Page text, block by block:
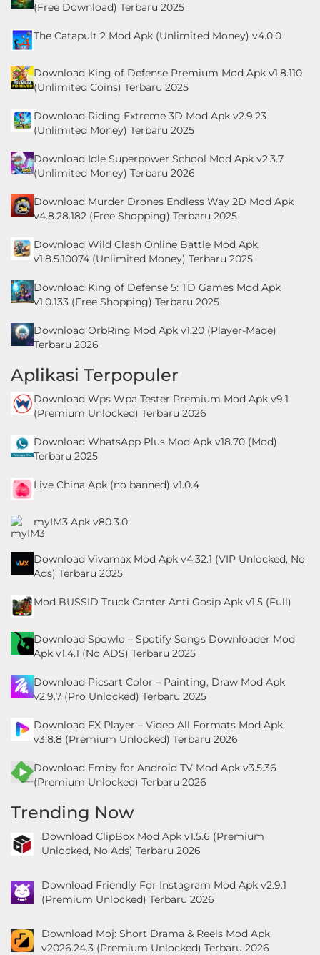
(Free Download) Terbaru 2025
The Catapult 2 Mod Apk (Unlimited Money) v4.0.0
Download King of Defense Premium Mod Apk v1.8.110
(Unlimited Coins) Terbaru 2025
Download Riding Extreme 3D Mod Apk v2.9.23
(Unlimited Money) Terbaru 2025
Download Idle Superpower School Mod Apk v2.3.7
(Unlimited Money) Terbaru 2026
Download Murder Drones Endless Way 2D Mod Apk
v4.8.28.182 (Free Shopping) Terbaru 2025
Download Wild Clash Online Battle Mod Apk
v1.8.5.10074 (Unlimited Money) Terbaru 2025
Download King of Defense 5: TD Games Mod Apk
v1.0.133 (Free Shopping) Terbaru 2025
Download OrbRing Mod Apk v1.20 (Player-Made)
Terbaru 2026
Aplikasi Terpopuler
Download Wps Wpa Tester Premium Mod Apk v9.1
(Premium Unlocked) Terbaru 2026
Download WhatsApp Plus Mod Apk v18.70 (Mod)
Terbaru 2025
Live China Apk (no banned) v1.0.4
myIM3 Apk v80.3.0
Download Vivamax Mod Apk v4.32.1 (VIP Unlocked, No
Ads) Terbaru 2025
Mod BUSSID Truck Canter Anti Gosip Apk v1.5 (Full)
Download Spowlo – Spotify Songs Downloader Mod
Apk v1.4.1 (No ADS) Terbaru 2025
Download Picsart Color – Painting, Draw Mod Apk
v2.9.7 (Pro Unlocked) Terbaru 2025
Download FX Player – Video All Formats Mod Apk
v3.8.8 (Premium Unlocked) Terbaru 2026
Download Emby for Android TV Mod Apk v3.5.36
(Premium Unlocked) Terbaru 2026
Trending Now
Download ClipBox Mod Apk v1.5.6 (Premium
Unlocked, No Ads) Terbaru 2026
Download Friendly For Instagram Mod Apk v2.9.1
(Premium Unlocked) Terbaru 2026
Download Moj: Short Drama & Reels Mod Apk
v2026.24.3 (Premium Unlocked) Terbaru 2026